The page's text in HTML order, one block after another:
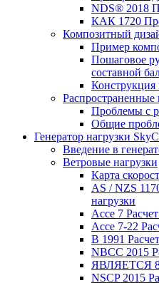
NDS® 2018
КАК 1720
Композитный
Пример
Пошаговое
составной
Конструкция
Проблемы с
Общие
Генератор нагрузки
Введение в
Ветровые нагрузки
Карта
AS / NZS
нагрузки
Ассе 7
Ассе 7-22
В 1991
NBCC 2015
ЯВЛЯЕТСЯ
NSCP 2015